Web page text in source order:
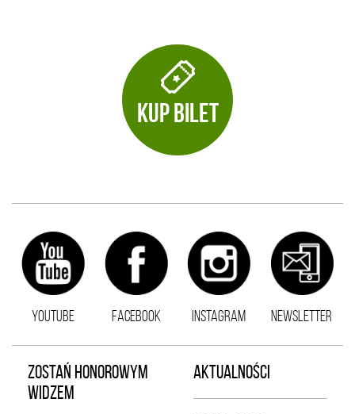
KUP BILET
YOUTUBE FACEBOOK INSTAGRAM NEWSLETTER
ZOSTAŃ HONOROWYM
WIDZEM
AKTUALNOŚCI